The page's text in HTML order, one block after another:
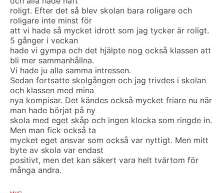
roligt. Efter det så blev skolan bara roligare och
roligare inte minst för
att vi hade så mycket idrott som jag tycker är roligt.
5 gånger i veckan
hade vi gympa och det hjälpte nog också klassen att
bli mer sammanhållna.
Vi hade ju alla samma intressen.
Sedan fortsatte skolgången och jag trivdes i skolan
och klassen med mina
nya kompisar. Det kändes också mycket friare nu när
man hade börjat på ny
skola med eget skåp och ingen klocka som ringde in.
Men man fick också ta
mycket eget ansvar som också var nyttigt. Men mitt
byte av skola var endast
positivt, men det kan säkert vara helt tvärtom för
många andra.